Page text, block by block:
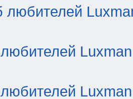
любителей
Luxman
Luxman